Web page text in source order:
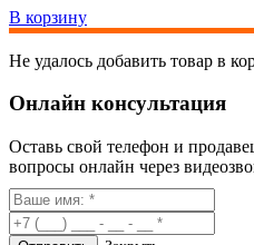
В корзину
Не удалось добавить товар в
Онлайн консультация
Оставь свой телефон и
вопросы онлайн через